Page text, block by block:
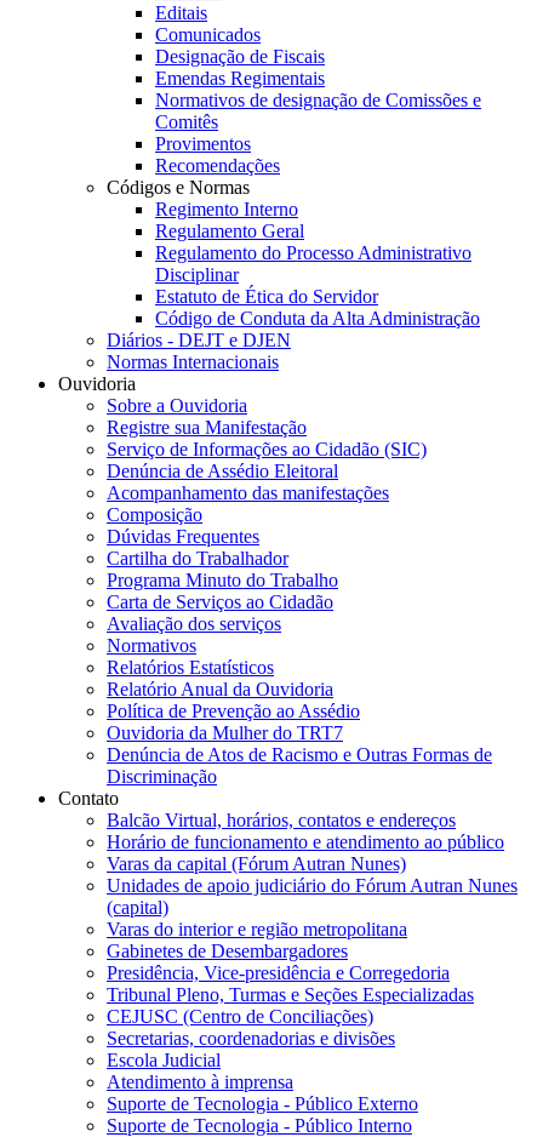
Editais
Comunicados
Designação de Fiscais
Emendas Regimentais
Normativos de designação de Comissões e
Comitês
Provimentos
Recomendações
Códigos e Normas
Regimento Interno
Regulamento Geral
Regulamento do Processo Administrativo
Disciplinar
Estatuto de Ética do Servidor
Código de Conduta da Alta Administração
Diários - DEJT e DJEN
Normas Internacionais
Ouvidoria
Sobre a Ouvidoria
Registre sua Manifestação
Serviço de Informações ao Cidadão (SIC)
Denúncia de Assédio Eleitoral
Acompanhamento das manifestações
Composição
Dúvidas Frequentes
Cartilha do Trabalhador
Programa Minuto do Trabalho
Carta de Serviços ao Cidadão
Avaliação dos serviços
Normativos
Relatórios Estatísticos
Relatório Anual da Ouvidoria
Política de Prevenção ao Assédio
Ouvidoria da Mulher do TRT7
Denúncia de Atos de Racismo e Outras Formas de
Discriminação
Contato
Balcão Virtual, horários, contatos e endereços
Horário de funcionamento e atendimento ao público
Varas da capital (Fórum Autran Nunes)
Unidades de apoio judiciário do Fórum Autran Nunes
(capital)
Varas do interior e região metropolitana
Gabinetes de Desembargadores
Presidência, Vice-presidência e Corregedoria
Tribunal Pleno, Turmas e Seções Especializadas
CEJUSC (Centro de Conciliações)
Secretarias, coordenadorias e divisões
Escola Judicial
Atendimento à imprensa
Suporte de Tecnologia - Público Externo
Suporte de Tecnologia - Público Interno